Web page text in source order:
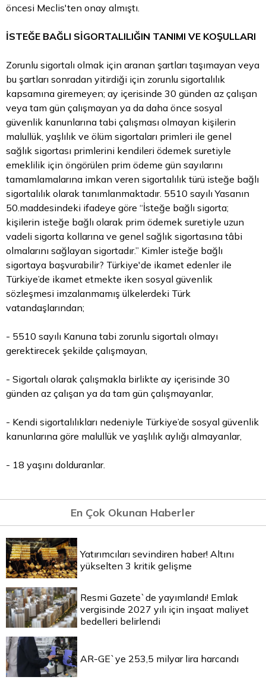
öncesi Meclis'ten onay almıştı.
İSTEĞE BAĞLI SİGORTALILIĞIN TANIMI VE KOŞULLARI
Zorunlu sigortalı olmak için aranan şartları taşımayan veya
bu şartları sonradan yitirdiği için zorunlu sigortalılık
kapsamına giremeyen; ay içerisinde 30 günden az çalışan
veya tam gün çalışmayan ya da daha önce sosyal
güvenlik kanunlarına tabi çalışması olmayan kişilerin
malullük, yaşlılık ve ölüm sigortaları primleri ile genel
sağlık sigortası primlerini kendileri ödemek suretiyle
emeklilik için öngörülen prim ödeme gün sayılarını
tamamlamalarına imkan veren sigortalılık türü isteğe bağlı
sigortalılık olarak tanımlanmaktadır. 5510 sayılı Yasanın
50.maddesindeki ifadeye göre “İsteğe bağlı sigorta;
kişilerin isteğe bağlı olarak prim ödemek suretiyle uzun
vadeli sigorta kollarına ve genel sağlık sigortasına tâbi
olmalarını sağlayan sigortadır.” Kimler isteğe bağlı
sigortaya başvurabilir? Türkiye'de ikamet edenler ile
Türkiye’de ikamet etmekte iken sosyal güvenlik
sözleşmesi imzalanmamış ülkelerdeki Türk
vatandaşlarından;
- 5510 sayılı Kanuna tabi zorunlu sigortalı olmayı
gerektirecek şekilde çalışmayan,
- Sigortalı olarak çalışmakla birlikte ay içerisinde 30
günden az çalışan ya da tam gün çalışmayanlar,
- Kendi sigortalılıkları nedeniyle Türkiye’de sosyal güvenlik
kanunlarına göre malullük ve yaşlılık aylığı almayanlar,
- 18 yaşını dolduranlar.
En Çok Okunan Haberler
Yatırımcıları sevindiren haber! Altını
yükselten 3 kritik gelişme
Resmi Gazete`de yayımlandı! Emlak
vergisinde 2027 yılı için inşaat maliyet
bedelleri belirlendi
AR-GE`ye 253,5 milyar lira harcandı